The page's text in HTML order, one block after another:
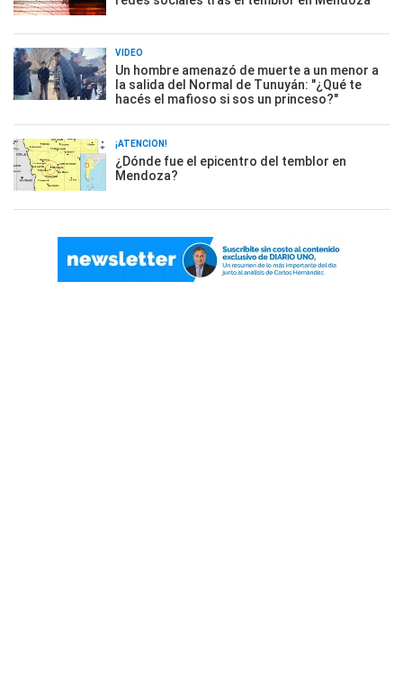
VIDEO
Un hombre amenazó de muerte a un menor a
la salida del Normal de Tunuyán: "¿Qué te
hacés el mafioso si sos un princeso?"
¡ATENCIÓN!
¿Dónde fue el epicentro del temblor en
Mendoza?